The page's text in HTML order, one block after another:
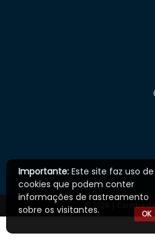
® 2026 | Curitiba
Importante: Este site faz uso de
cookies que podem conter
informações de rastreamento
sobre os visitantes.
OK